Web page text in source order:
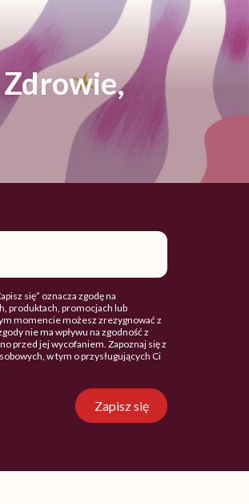
się” oznacza zgodę na
produktach, promocjach lub
momencie możesz zrezygnować z
nie ma wpływu na zgodność z
przed jej wycofaniem. Zapoznaj się z
w tym o przysługujących Ci
Zapisz się